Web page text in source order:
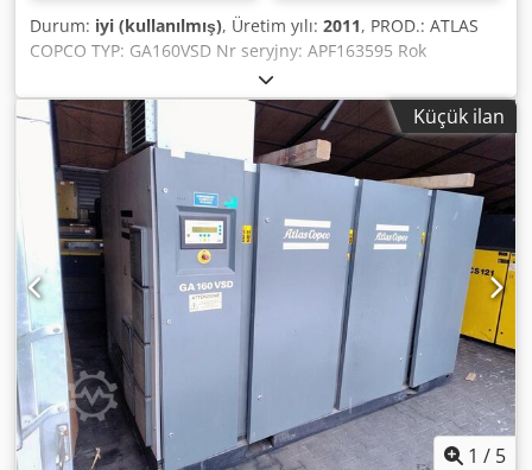
Durum: iyi (kullanılmış), Üretim yılı: 2011, PROD.: ATLAS
COPCO TYP: GA160VSD Nr seryjny: APF163595 Rok
produkcji: 2011 Moc (kW): 186 Wydajność (m³/min): 4,82–
18,36 Chsdpfxjyn Efgo Ahhoa Ciśnienie (bar): 10
Küçük ilan
1 / 5